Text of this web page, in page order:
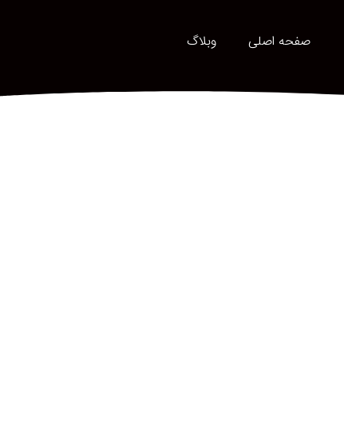
صفحه اصلی وبلاگ